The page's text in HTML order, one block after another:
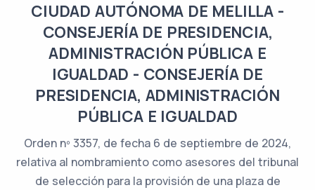
CIUDAD AUTÓNOMA DE MELILLA -
CONSEJERÍA DE PRESIDENCIA,
ADMINISTRACIÓN PÚBLICA E
IGUALDAD - CONSEJERÍA DE
PRESIDENCIA, ADMINISTRACIÓN
PÚBLICA E IGUALDAD
Orden nº 3357, de fecha 6 de septiembre de 2024,
relativa al nombramiento como asesores del tribunal
de selección para la provisión de una plaza de